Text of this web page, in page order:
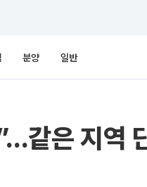
분양 일반
같은 지역